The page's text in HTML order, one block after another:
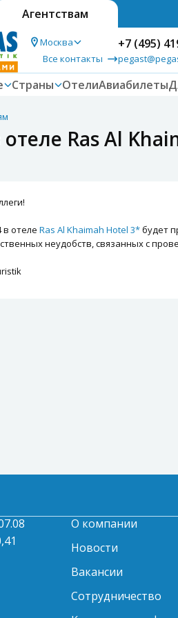
Агентствам
Москва
Все контакты
+7 (495)
Страны ОтелиАвиабилеты
Ras Al
в отеле Ras Al Khaimah Hotel 3*будет
неудобств, связанных с
О компании
Новости
Вакансии
Сотрудничество